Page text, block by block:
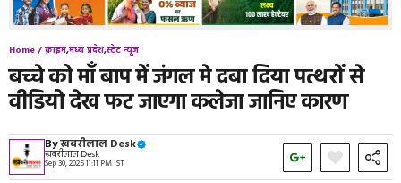
Home /क्राइम,मध्य प्रदेश,स्टेट न्यूज
बच्चे को माँ बाप में जंगल मे दबा दिया पत्थरों से
वीडियो देख फट जाएगा कलेजा जानिए कारण
Byखबरीलाल Desk
खबरीलाल Desk
Sep 30, 2025 11:11 PM IST